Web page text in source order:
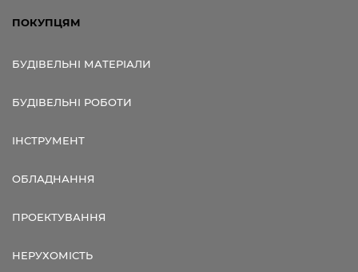
ПОКУПЦЯМ
БУДІВЕЛЬНІ МАТЕРІАЛИ
БУДІВЕЛЬНІ РОБОТИ
ІНСТРУМЕНТ
ОБЛАДНАННЯ
ПРОЕКТУВАННЯ
НЕРУХОМІСТЬ